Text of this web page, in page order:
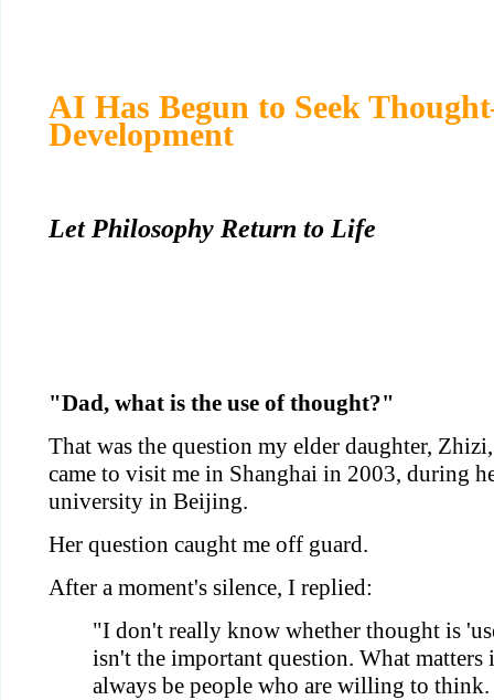
AI Has Begun to Seek
Development
Let Philosophy Return to Life
"Dad, what is the use of thought?"
That was the question my elder daughter,
came to visit me in Shanghai in 2003, during
university in Beijing.
Her question caught me off guard.
After a moment's silence, I replied:
"I don't really know whether thought is
isn't the important question. What matters
always be people who are willing to